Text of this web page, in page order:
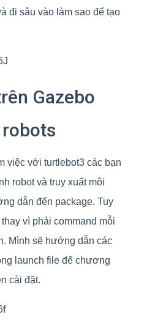
đi sâu vào làm sao để tạo
Gazebo
việc với turtlebot3 các bạn
robot và truy xuất môi
dẫn đến package. Tuy
vì phải command mỗi
Mình sẽ hướng dẫn các
launch file để chương
cài đặt.